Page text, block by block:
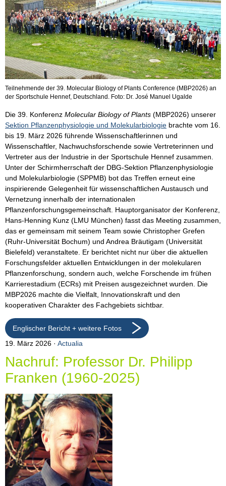
Teilnehmende der 39. Molecular Biology of Plants Conference (MBP2026) an
der Sportschule Hennef, Deutschland. Foto: Dr. José Manuel Ugalde
Die 39. Konferenz Molecular Biology of Plants (MBP2026) unserer
Sektion Pflanzenphysiologie und Molekularbiologie brachte vom 16.
bis 19. März 2026 führende Wissenschaftlerinnen und
Wissenschaftler, Nachwuchsforschende sowie Vertreterinnen und
Vertreter aus der Industrie in der Sportschule Hennef zusammen.
Unter der Schirmherrschaft der DBG-Sektion Pflanzenphysiologie
und Molekularbiologie (SPPMB) bot das Treffen erneut eine
inspirierende Gelegenheit für wissenschaftlichen Austausch und
Vernetzung innerhalb der internationalen
Pflanzenforschungsgemeinschaft. Hauptorganisator der Konferenz,
Hans-Henning Kunz (LMU München) fasst das Meeting zusammen,
das er gemeinsam mit seinem Team sowie Christopher Grefen
(Ruhr-Universität Bochum) und Andrea Bräutigam (Universität
Bielefeld) veranstaltete. Er berichtet nicht nur über die aktuellen
Forschungsfelder aktuellen Entwicklungen in der molekularen
Pflanzenforschung, sondern auch, welche Forschende im frühen
Karrierestadium (ECRs) mit Preisen ausgezeichnet wurden. Die
MBP2026 machte die Vielfalt, Innovationskraft und den
kooperativen Charakter des Fachgebiets sichtbar.
Englischer Bericht + weitere Fotos
19. März 2026
Actualia
Nachruf: Professor Dr. Philipp
Franken (1960-2025)